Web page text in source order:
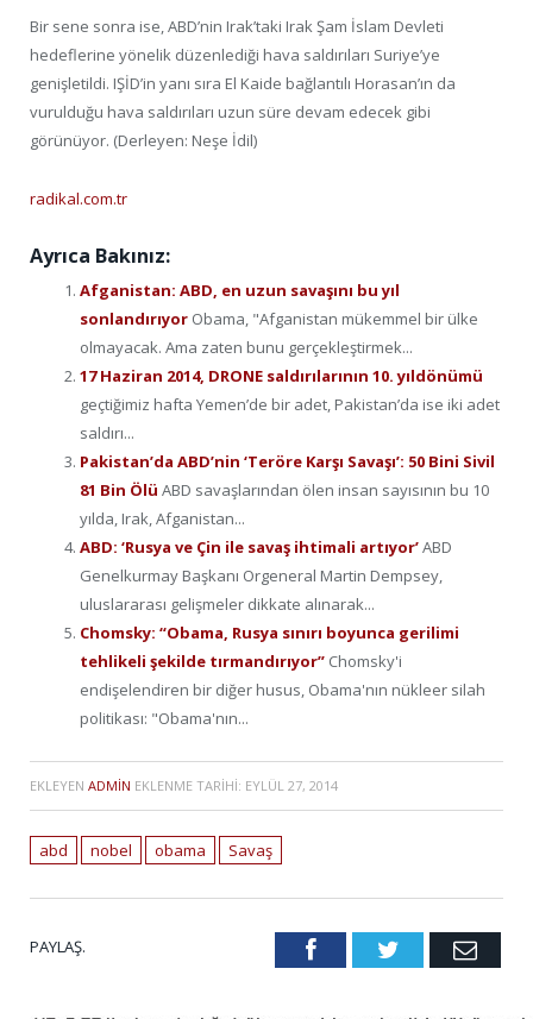
Bir sene sonra ise, ABD’nin Irak’taki Irak Şam İslam Devleti
hedeflerine yönelik düzenlediği hava saldırıları Suriye’ye
genişletildi. IŞİD’in yanı sıra El Kaide bağlantılı Horasan’ın da
vurulduğu hava saldırıları uzun süre devam edecek gibi
görünüyor. (Derleyen: Neşe İdil)
radikal.com.tr
Ayrıca Bakınız:
Afganistan: ABD, en uzun savaşını bu yıl
sonlandırıyor Obama, "Afganistan mükemmel bir ülke
olmayacak. Ama zaten bunu gerçekleştirmek...
17 Haziran 2014, DRONE saldırılarının 10. yıldönümü
geçtiğimiz hafta Yemen’de bir adet, Pakistan’da ise iki adet
saldırı...
Pakistan’da ABD’nin ‘Teröre Karşı Savaşı’: 50 Bini Sivil
81 Bin Ölü ABD savaşlarından ölen insan sayısının bu 10
yılda, Irak, Afganistan...
ABD: ‘Rusya ve Çin ile savaş ihtimali artıyor’ABD
Genelkurmay Başkanı Orgeneral Martin Dempsey,
uluslararası gelişmeler dikkate alınarak...
Chomsky: “Obama, Rusya sınırı boyunca gerilimi
tehlikeli şekilde tırmandırıyor” Chomsky'i
endişelendiren bir diğer husus, Obama'nın nükleer silah
politikası: "Obama'nın...
EKLEYEN ADMIN EKLENME TARIHI: EYLÜL 27, 2014
abd nobel obama Savaş
PAYLAŞ. FacebookTwitter Email